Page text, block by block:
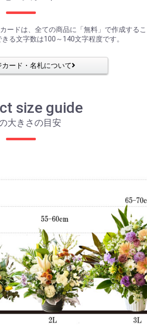
ードは、全ての商品に「無料」で作成するこ
る文字数は100～140文字程度です。
カード・名札について
size guide
大きさの目安